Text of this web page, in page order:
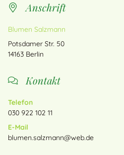
Anschrift
Blumen Salzmann
Potsdamer Str. 50
14163 Berlin
Kontakt
Telefon
030 922 102 11
E-Mail
blumen.salzmann@web.de